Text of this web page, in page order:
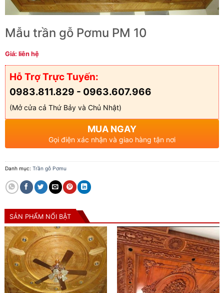
Mẫu trần gỗ Pơmu PM 10
Giá: liên hệ
Hỗ Trợ Trực Tuyến:
0983.811.829 - 0963.607.966
(Mở cửa cả Thứ Bảy và Chủ Nhật)
MUA NGAY
Gọi điện xác nhận và giao hàng tận nơi
Danh mục: Trần gỗ Pơmu
SẢN PHẨM NỔI BẬT